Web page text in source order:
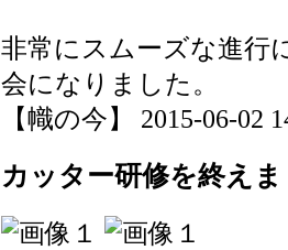
非常にスムーズな進行
会になりました。
【幟の今】 2015-06-02
カッター研修を終え